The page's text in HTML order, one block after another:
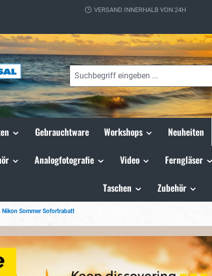
VERSAND INNERHALB VON 24H
Gebrauchtware Workshops Neuheiten
Analogfotografie Video Ferngläser
Taschen Zubehör
Nikon Sommer Sofortrabatt